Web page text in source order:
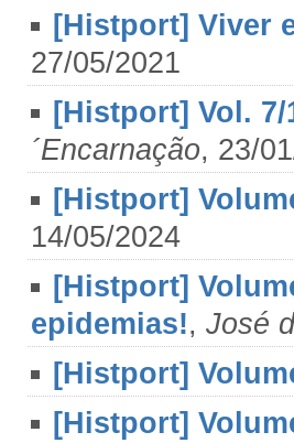
[Histport] Viver
27/05/2021
[Histport] Vol.
´Encarnação, 23/
[Histport]
14/05/2024
[Histport]
epidemias!, José
[Histport]
[Histport]